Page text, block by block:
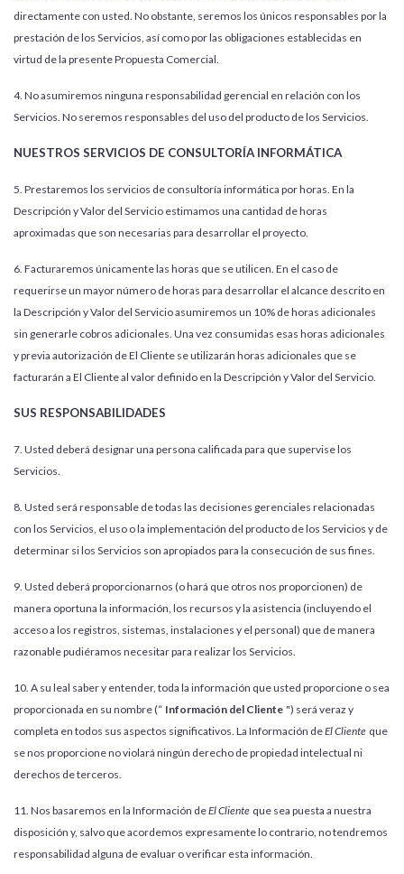
directamente con usted. No obstante, seremos los únicos responsables por la
prestación de los Servicios, así como por las obligaciones establecidas en
virtud de la presente Propuesta Comercial.
4. No asumiremos ninguna responsabilidad gerencial en relación con los
Servicios. No seremos responsables del uso del producto de los Servicios.
NUESTROS SERVICIOS DE CONSULTORÍA INFORMÁTICA
5. Prestaremos los servicios de consultoría informática por horas. En la
Descripción y Valor del Servicio estimamos una cantidad de horas
aproximadas que son necesarias para desarrollar el proyecto.
6. Facturaremos únicamente las horas que se utilicen. En el caso de
requerirse un mayor número de horas para desarrollar el alcance descrito en
la Descripción y Valor del Servicio asumiremos un 10% de horas adicionales
sin generarle cobros adicionales. Una vez consumidas esas horas adicionales
y previa autorización de El Cliente se utilizarán horas adicionales que se
facturarán a El Cliente al valor definido en la Descripción y Valor del Servicio.
SUS RESPONSABILIDADES
7. Usted deberá designar una persona calificada para que supervise los
Servicios.
8. Usted será responsable de todas las decisiones gerenciales relacionadas
con los Servicios, el uso o la implementación del producto de los Servicios y de
determinar si los Servicios son apropiados para la consecución de sus fines.
9. Usted deberá proporcionarnos (o hará que otros nos proporcionen) de
manera oportuna la información, los recursos y la asistencia (incluyendo el
acceso a los registros, sistemas, instalaciones y el personal) que de manera
razonable pudiéramos necesitar para realizar los Servicios.
10. A su leal saber y entender, toda la información que usted proporcione o sea
proporcionada en su nombre (“ Información del Cliente ") será veraz y
completa en todos sus aspectos significativos. La Información deEl Cliente que
se nos proporcione no violará ningún derecho de propiedad intelectual ni
derechos de terceros.
11. Nos basaremos en la Información deEl Cliente que sea puesta a nuestra
disposición y, salvo que acordemos expresamente lo contrario, no tendremos
responsabilidad alguna de evaluar o verificar esta información.